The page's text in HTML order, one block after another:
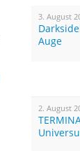
3. August
Auge
2. August